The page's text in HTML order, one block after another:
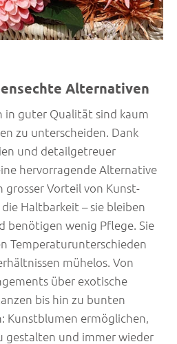
Alternativen
in guter Qualität sind kaum
zu unterscheiden. Dank
und detailgetreuer
hervorragende Alternative
grosser Vorteil von Kunst-
Haltbarkeit – sie bleiben
benötigen wenig Pflege. Sie
Temperaturunterschieden
mühelos. Von
über exotische
bis hin zu bunten
Kunstblumen ermöglichen,
gestalten und immer wieder